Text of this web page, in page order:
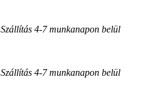
Szállítás 4-7 munkanapon belül
Szállítás 4-7 munkanapon belül